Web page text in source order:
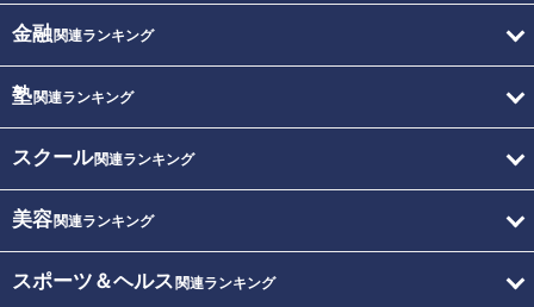
金融関連ランキング
塾関連ランキング
スクール関連ランキング
美容関連ランキング
スポーツ＆ヘルス 関連ランキング